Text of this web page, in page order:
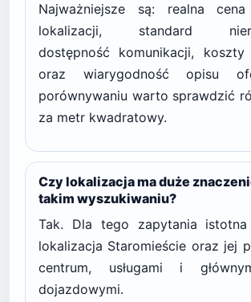
Najważniejsze są: realna cena
lokalizacji, standard
dostępność komunikacji, koszty
oraz wiarygodność opisu
porównywaniu warto sprawdzić
za metr kwadratowy.
Czy lokalizacja ma duże
takim wyszukiwaniu?
Tak. Dla tego zapytania
lokalizacja Staromieście oraz jej
centrum, usługami i
dojazdowymi.